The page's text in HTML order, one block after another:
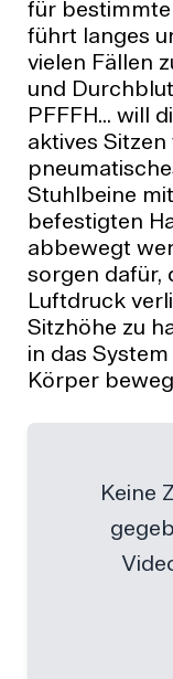
für
führt langes
vielen Fällen
und
PFFFH... will
aktives
Stuhlbeine
befestigten
abbewegt
sorgen dafür,
Luftdruck
Sitzhöhe zu
in das
Körper
Keine